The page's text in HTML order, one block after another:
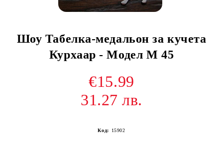
Шоу Табелка-медальон за кучета
Курхаар - Модел М 45
€15.99
31.27 лв.
Код: 15902